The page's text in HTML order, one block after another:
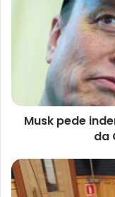
Musk pede
da